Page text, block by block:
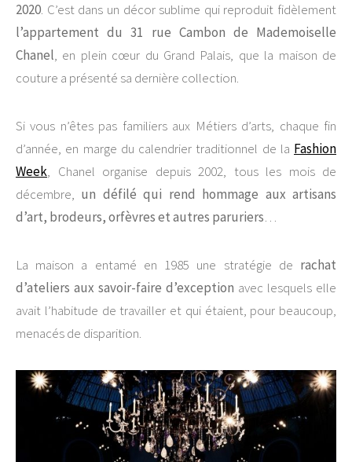
2020. C’est dans un décor sublime qui reproduit fidèlement
l’appartement du 31 rue Cambon de Mademoiselle
Chanel, en plein cœur du Grand Palais, que la maison de
couture a présenté sa dernière collection.
Si vous n’êtes pas familiers aux Métiers d’arts, chaque fin
d’année, en marge du calendrier traditionnel de la Fashion
Week, Chanel organise depuis 2002, tous les mois de
décembre, un défilé qui rend hommage aux artisans
d’art, brodeurs, orfèvres et autres paruriers…
La maison a entamé en 1985 une stratégie de rachat
d’ateliers aux savoir-faire d’exception avec lesquels elle
avait l’habitude de travailler et qui étaient, pour beaucoup,
menacés de disparition.